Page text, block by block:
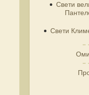
Свети
Свети